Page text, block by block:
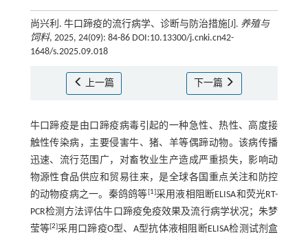
尚兴利. 牛口蹄疫的流行病学、诊断与防治措施[J]. 养殖与
饲料, 2025, 24(09): 84-86 DOI:10.13300/j.cnki.cn42-
1648/s.2025.09.018
上一篇 下一篇
牛口蹄疫是由口蹄疫病毒引起的一种急性、热性、高度接
触性传染病，主要侵害牛、猪、羊等偶蹄动物。该病传播
迅速、流行范围广，对畜牧业生产造成严重损失，影响动
物源性食品供应和贸易往来，是全球各国重点关注和防控
的动物疫病之一。秦鸽鸽等[1]采用液相阻断ELISA和荧光RT-
PCR检测方法评估牛口蹄疫免疫效果及流行病学状况；朱梦
莹等[2]采用口蹄疫O型、A型抗体液相阻断ELISA检测试剂盒